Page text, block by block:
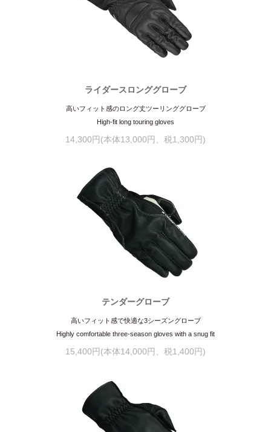
ライダースロンググローブ
高いフィット感のロング丈ツーリンググローブ
High-fit long touring gloves
14,300円(本体13,000円、税1,300円)
テンダーグローブ
高いフィット感で快適な3シーズングローブ
Highly comfortable three-season gloves with a snug fit
15,400円(本体14,000円、税1,400円)